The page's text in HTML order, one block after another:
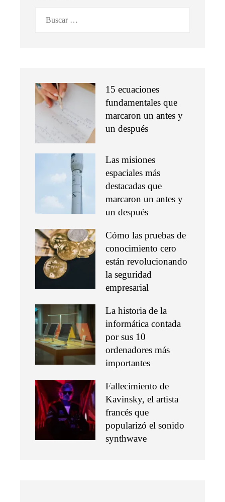
15 ecuaciones
fundamentales que
marcaron un antes y
un después
Las misiones
espaciales más
destacadas que
marcaron un antes y
un después
Cómo las pruebas de
conocimiento cero
están revolucionando
la seguridad
empresarial
La historia de la
informática contada
por sus 10
ordenadores más
importantes
Fallecimiento de
Kavinsky, el artista
francés que
popularizó el sonido
synthwave